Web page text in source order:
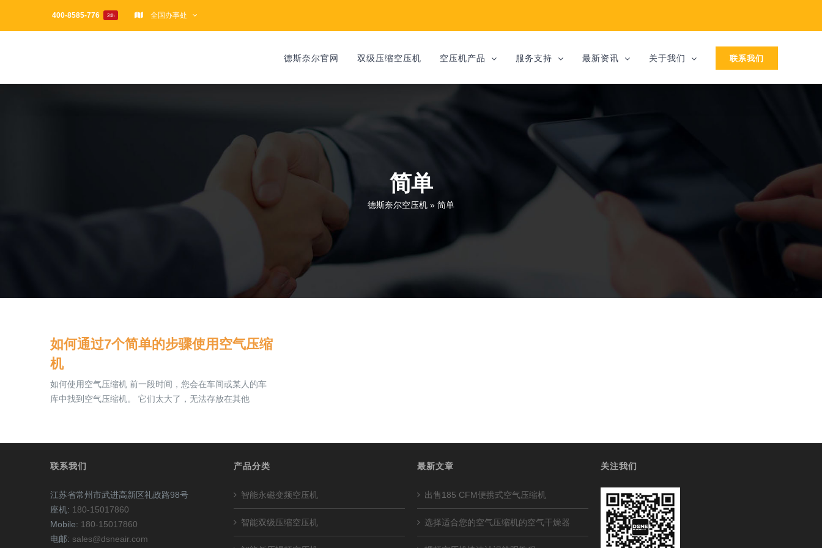
400-8585-776 24h 全国办事处
德斯奈尔官网 双级压缩空压机 空压机产品 服务支持 最新资讯 关于我们 联系我们
简单
德斯奈尔空压机 » 简单
如何通过7个简单的步骤使用空气压缩
机
如何使用空气压缩机 前一段时间，您会在车间或某人的车
库中找到空气压缩机。 它们太大了，无法存放在其他
联系我们
江苏省常州市武进高新区礼政路98号
座机: 180-15017860
Mobile: 180-15017860
电邮: sales@dsneair.com
产品分类
智能永磁变频空压机
智能双级压缩空压机
最新文章
出售185 CFM便携式空气压缩机
选择适合您的空气压缩机的空气干燥器
关注我们